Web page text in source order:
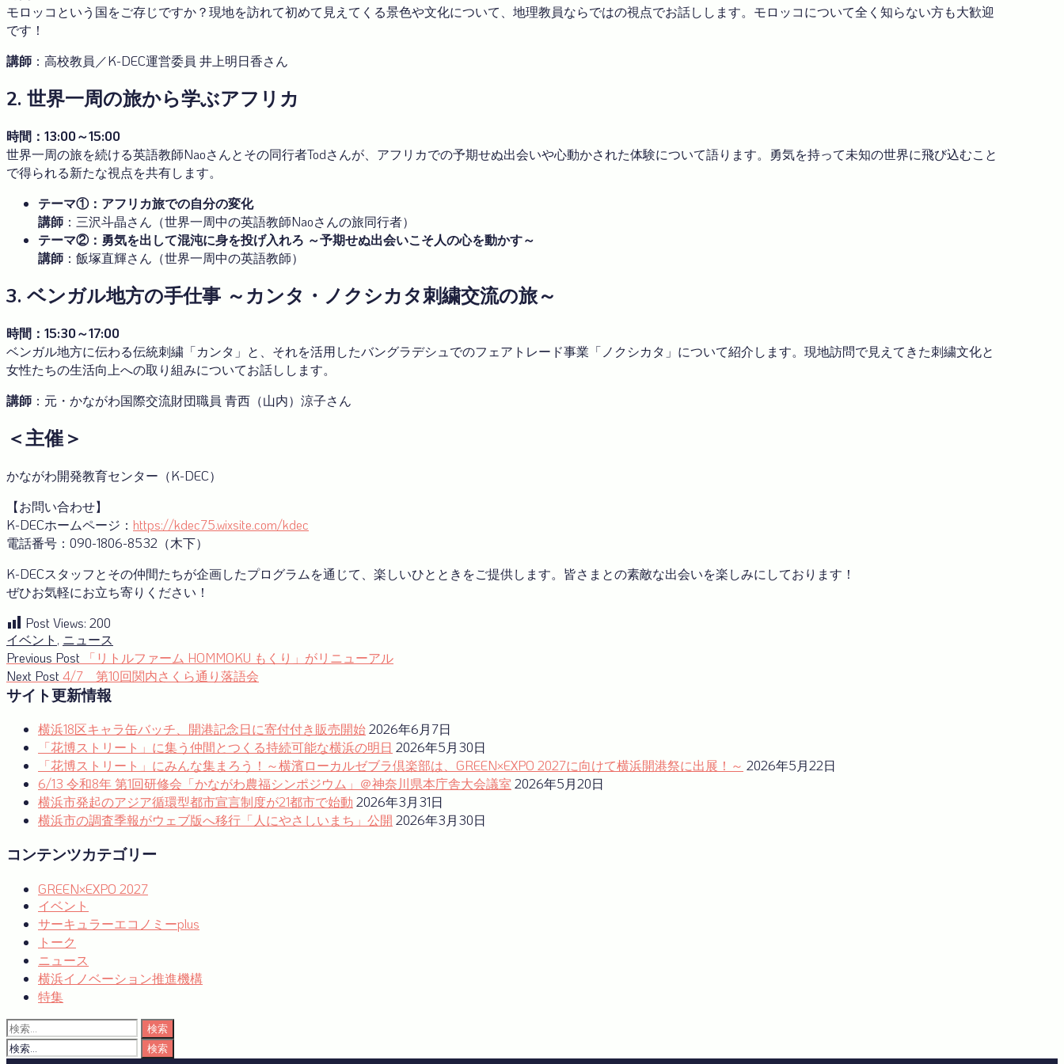
モロッコという国をご存じですか？現地を訪れて初めて見えてくる景色や文化について、地理教員ならではの視点でお話しします。モロッコについて全く知らない方も大歓迎
です！
講師 ：高校教員／K-DEC運営委員 井上明日香さん
2. 世界一周の旅から学ぶアフリカ
時間：13:00～15:00
世界一周の旅を続ける英語教師Naoさんとその同行者Todさんが、アフリカでの予期せぬ出会いや心動かされた体験について語ります。勇気を持って未知の世界に飛び込むこと
で得られる新たな視点を共有します。
テーマ①：アフリカ旅での自分の変化
講師 ：三沢斗晶さん（世界一周中の英語教師Naoさんの旅同行者）
テーマ②：勇気を出して混沌に身を投げ入れろ ～予期せぬ出会いこそ人の心を動かす～
講師 ：飯塚直輝さん（世界一周中の英語教師）
3. ベンガル地方の手仕事 ～カンタ・ノクシカタ刺繍交流の旅～
時間：15:30～17:00
ベンガル地方に伝わる伝統刺繍「カンタ」と、それを活用したバングラデシュでのフェアトレード事業「ノクシカタ」について紹介します。現地訪問で見えてきた刺繍文化と
女性たちの生活向上への取り組みについてお話しします。
講師 ：元・かながわ国際交流財団職員 青西（山内）涼子さん
＜主催＞
かながわ開発教育センター（K-DEC）
【お問い合わせ】
K-DECホームページ： https://kdec75.wixsite.com/kdec
電話番号：090-1806-8532（木下）
K-DECスタッフとその仲間たちが企画したプログラムを通じて、楽しいひとときをご提供します。皆さまとの素敵な出会いを楽しみにしております！
ぜひお気軽にお立ち寄りください！
Post Views: 200
イベント , ニュース
投
稿
ナ
ビ
ゲ
ー
シ
ン
Previous Post
Previous
post:
「リトルファーム HOMMOKU もくり」がリニューアル
Next Post Next
post:
4/7 第10回関内さくら通り落語会
サイト更新情報
横浜18区キャラ缶バッチ、開港記念日に寄付付き販売開始2026年6月7日
「花博ストリート」に集う仲間とつくる持続可能な横浜の明日 2026年5月30日
「花博ストリート」にみんな集まろう！～横濱ローカルゼブラ倶楽部は、GREEN×EXPO 2027に向けて横浜開港祭に出展！～ 2026年5月22日
6/13 令和8年 第1回研修会「かながわ農福シンポジウム」＠神奈川県本庁舎大会議室 2026年5月20日
横浜市発起のアジア循環型都市宣言制度が21都市で始動 2026年3月31日
横浜市の調査季報がウェブ版へ移行「人にやさしいまち」公開 2026年3月30日
コンテンツカテゴリー
GREEN×EXPO 2027
イベント
サーキュラーエコノミーplus
トーク
ニュース
横浜イノベーション推進機構
特集
検
索:
検